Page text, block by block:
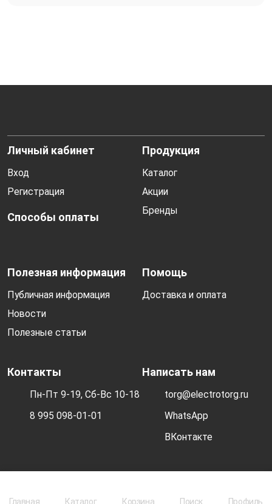
Главная Каталог Корзина Поиск Профиль
Личный кабинет
Вход
Регистрация
Способы оплаты
Продукция
Каталог
Акции
Бренды
Полезная информация
Публичная информация
Новости
Полезные статьи
Помощь
Доставка и оплата
Контакты
Пн-Пт 9-19, Сб-Вс 10-18
8 995 098-01-01
Написать нам
torg@electrotorg.ru
WhatsApp
ВКонтакте